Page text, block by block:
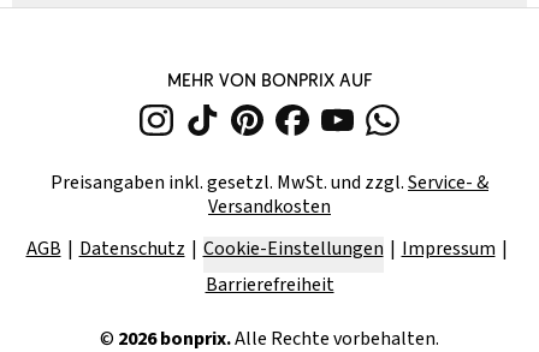
MEHR VON BONPRIX AUF
Preisangaben inkl. gesetzl. MwSt. und zzgl.Service- &
Versandkosten
AGB
Datenschutz Cookie-Einstellungen
Impressum
Barrierefreiheit
© 2026bonprix.Alle Rechte vorbehalten.